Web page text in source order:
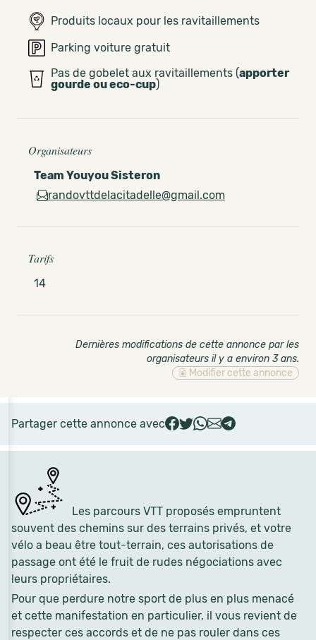
Les parcours VTT proposés empruntent
souvent des chemins sur des terrains privés, et votre
vélo a beau être tout-terrain, ces autorisations de
passage ont été le fruit de rudes négociations avec
leurs propriétaires.
Pour que perdure notre sport de plus en plus menacé
et cette manifestation en particulier, il vous revient de
respecter ces accords et de ne pas rouler dans ces
Produits locaux pour les ravitaillements
Parking voiture gratuit
Pas de gobelet aux ravitaillements (apporter
gourde ou eco-cup)
Organisateurs
Team Youyou Sisteron
randovttdelacitadelle@gmail.com
Tarifs
14
Dernières modifications de cette annonce par les
organisateurs il y a environ 3 ans.
Modifier cette annonce
Partager cette annonce avec